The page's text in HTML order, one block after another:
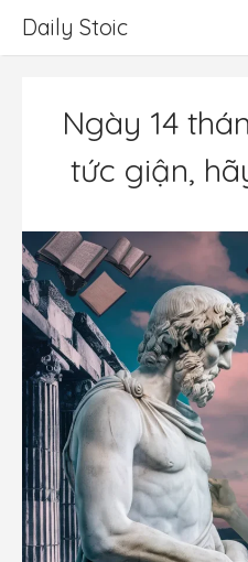
đến
Daily Stoic
Ngày 14
tức giận,